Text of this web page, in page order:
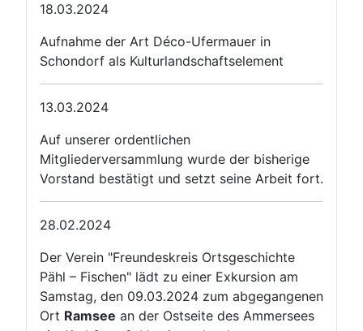
18.03.2024
Aufnahme der Art Déco-Ufermauer in
Schondorf als Kulturlandschaftselement
13.03.2024
Auf unserer ordentlichen
Mitgliederversammlung wurde der bisherige
Vorstand bestätigt und setzt seine Arbeit fort.
28.02.2024
Der Verein "Freundeskreis Ortsgeschichte
Pähl – Fischen" lädt zu einer Exkursion am
Samstag, den 09.03.2024 zum abgegangenen
Ort Ramsee an der Ostseite des Ammersees